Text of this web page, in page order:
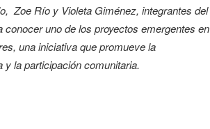
Zoe Río y Violeta Giménez, integrantes del
uno de los proyectos emergentes en
una iniciativa que promueve la
la participación comunitaria.